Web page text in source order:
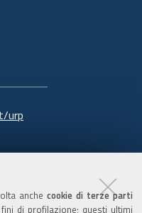
anchecookie di terze parti
di profilazione; questi ultimi
urp